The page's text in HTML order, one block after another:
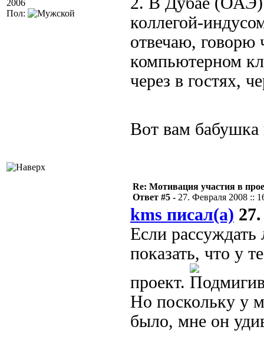
2006
Пол:
коллегой-
отвечаю, говорю
компьютерном
через в гостях,
Вот вам
Re: Мотивация участия в
Ответ #5 - 27. Февраля 2008 ::
kms писал(а)
Если
показать, что у
проект.
Но поскольку у
было, мне он